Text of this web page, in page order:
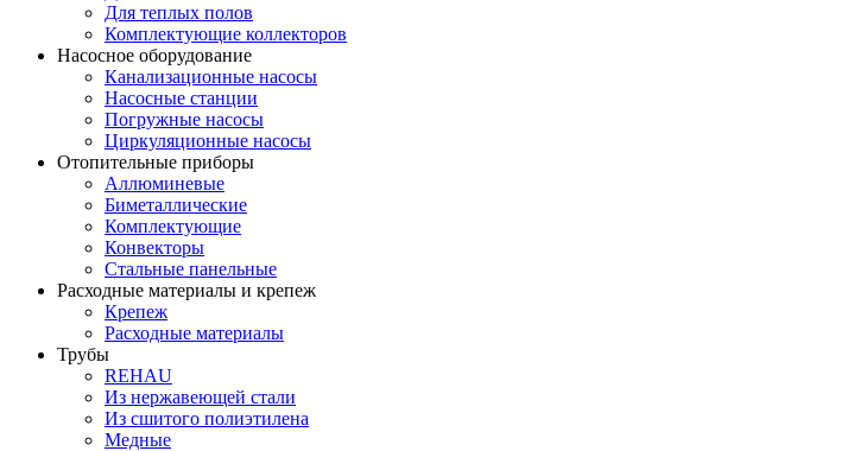
Для теплых полов
Комплектующие коллекторов
Насосное оборудование
Канализационные насосы
Насосные станции
Погружные насосы
Циркуляционные насосы
Отопительные приборы
Аллюминевые
Биметаллические
Комплектующие
Конвекторы
Стальные панельные
Расходные материалы и крепеж
Крепеж
Расходные материалы
Трубы
REHAU
Из нержавеющей стали
Из сшитого полиэтилена
Медные